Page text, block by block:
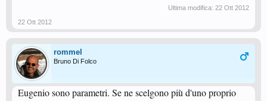
Ultima modifica: 22 Ott 2012
22 Ott 2012
rommel
Bruno Di Folco
Eugenio sono parametri. Se ne scelgono più d'uno proprio